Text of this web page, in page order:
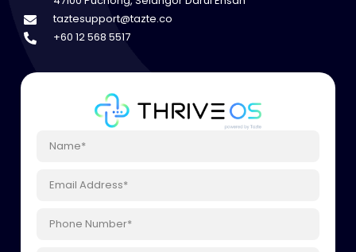
taztesupport@tazte.co
+60 12 568 5517